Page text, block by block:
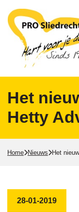
Het
Hetty
Home Nieuws Het
28-01-2019